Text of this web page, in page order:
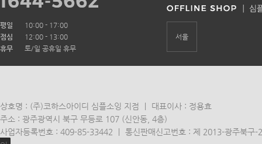
평일
10:00 - 17:00
점심
12:00 - 13:00
휴무
토/일 공휴일 휴무
서울
상호명 : (주)코하스아이디 심플소잉 지점 ㅣ 대표이사 : 정용효
주소 : 광주광역시 북구 무등로 107 (신안동, 4층)
사업자등록번호 : 409-85-33442 ㅣ 통신판매신고번호 : 제 2013-광주북구